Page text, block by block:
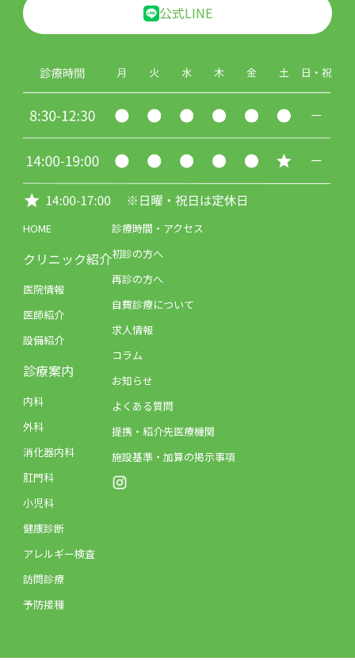
公式LINE
HOME
クリニック紹介
医院情報
医師紹介
設備紹介
診療案内
内科
外科
消化器内科
肛門科
小児科
健康診断
アレルギー検査
訪問診療
予防接種
診療時間・アクセス
初診の方へ
再診の方へ
自費診療について
求人情報
コラム
お知らせ
よくある質問
提携・紹介先医療機関
施設基準・加算の掲示事項